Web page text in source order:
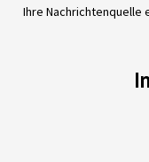
Ihre Nachrichtenquelle